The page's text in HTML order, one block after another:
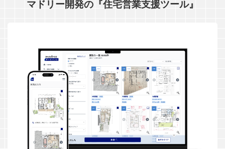
マドリー開発の『住宅営業支援ツール』